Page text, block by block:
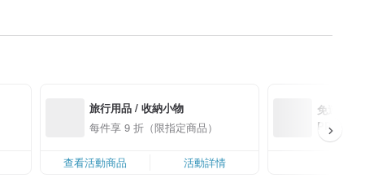
旅行用品 / 收納小物
每件享 9 折（限指定商品）
查看活動商品 活動詳情
免運優惠來囉
PP 下單
0 最高可折運